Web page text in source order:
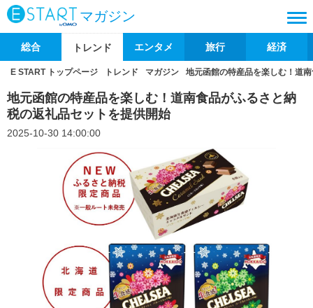
マガジン
総合 トレンド エンタメ 旅行 経済
E START トップページ トレンド マガジン 地元函館の特産品を楽しむ！道
地元函館の特産品を楽しむ！道南食品がふるさと納
税の返礼品セットを提供開始
2025-10-30 14:00:00